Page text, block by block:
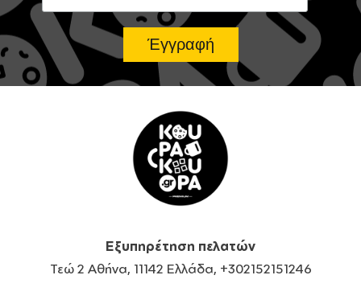
Εξυπηρέτηση πελατών
Τεώ 2 Αθήνα, 11142 Ελλάδα, +302152151246